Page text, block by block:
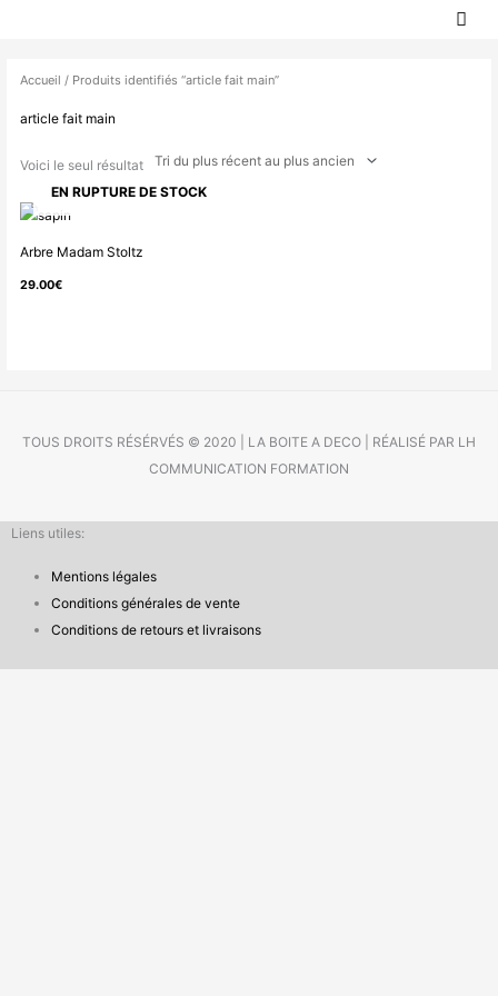
Accueil / Produits identifiés “article fait main”
article fait main
Voici le seul résultat
EN RUPTURE DE STOCK
Arbre Madam Stoltz
29.00€
TOUS DROITS RÉSÉRVÉS © 2020 | LA BOITE A DECO | RÉALISÉ PAR LH
COMMUNICATION FORMATION
Liens utiles:
Mentions légales
Conditions générales de vente
Conditions de retours et livraisons